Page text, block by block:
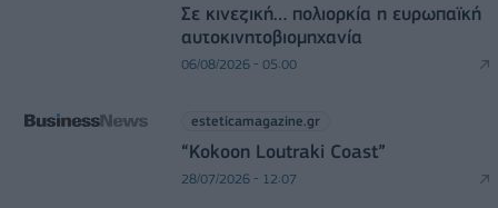
Σε κινεζική… πολιορκία η ευρωπαϊκή
αυτοκινητοβιομηχανία
06/08/2026 - 05:00
esteticamagazine.gr
“Kokoon Loutraki Coast”
28/07/2026 - 12:07